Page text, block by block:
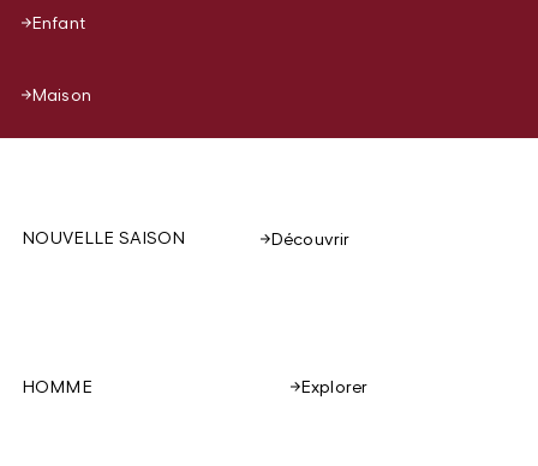
Enfant
Maison
NOUVELLE SAISON Découvrir
HOMME Explorer